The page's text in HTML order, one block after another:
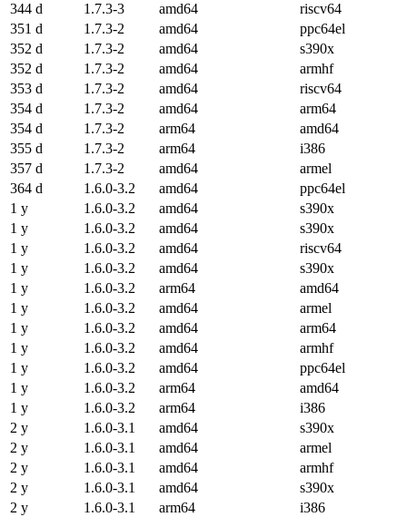
344 d
1.7.3-3 amd64
riscv64
351 d
1.7.3-2 amd64
ppc64el
352 d
1.7.3-2 amd64
s390x
352 d
1.7.3-2 amd64
armhf
353 d
1.7.3-2 amd64
riscv64
354 d
1.7.3-2 amd64
arm64
354 d
1.7.3-2 arm64
amd64
355 d
1.7.3-2 arm64
i386
357 d
1.7.3-2 amd64
armel
364 d
1.6.0-3.2 amd64
ppc64el
1 y
1.6.0-3.2 amd64
s390x
1 y
1.6.0-3.2 amd64
s390x
1 y
1.6.0-3.2 amd64
riscv64
1 y
1.6.0-3.2 amd64
s390x
1 y
1.6.0-3.2 arm64
amd64
1 y
1.6.0-3.2 amd64
armel
1 y
1.6.0-3.2 amd64
arm64
1 y
1.6.0-3.2 amd64
armhf
1 y
1.6.0-3.2 amd64
ppc64el
1 y
1.6.0-3.2 arm64
amd64
1 y
1.6.0-3.2 arm64
i386
2 y
1.6.0-3.1 amd64
s390x
2 y
1.6.0-3.1 amd64
armel
2 y
1.6.0-3.1 amd64
armhf
2 y
1.6.0-3.1 amd64
s390x
2 y
1.6.0-3.1 arm64
i386